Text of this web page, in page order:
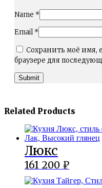
Name *
Email*
Сохранить моё имя,
браузере для
Related Products
Люкс
161 200 ₽